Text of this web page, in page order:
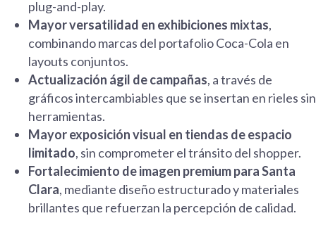
plug-and-play.
Mayor versatilidad en exhibiciones mixtas,
combinando marcas del portafolio Coca-Cola en
layouts conjuntos.
Actualización ágil de campañas, a través de
gráficos intercambiables que se insertan en rieles sin
herramientas.
Mayor exposición visual en tiendas de espacio
limitado, sin comprometer el tránsito del shopper.
Fortalecimiento de imagen premium para Santa
Clara, mediante diseño estructurado y materiales
brillantes que refuerzan la percepción de calidad.